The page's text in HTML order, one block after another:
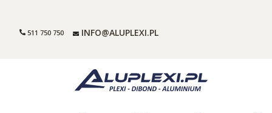
511 750 750 INFO@ALUPLEXI.PL